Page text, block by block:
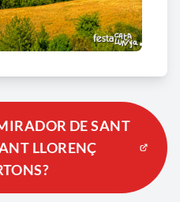
DE SANT
LLORENÇ